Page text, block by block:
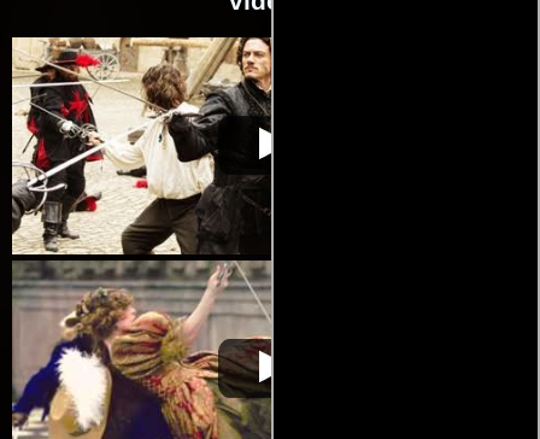
Los tres
mosqueteros
Video de la película Los tres
mosqueteros
Los tres
mosqueteros
Video de la película Los tres
mosqueteros